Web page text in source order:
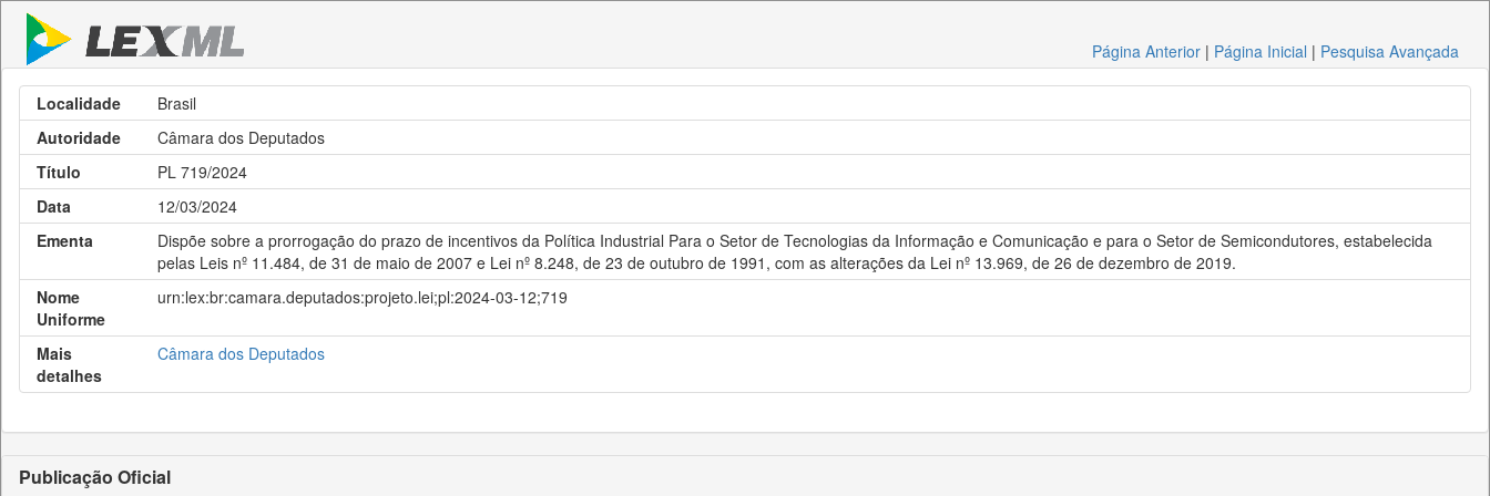
Página Anterior | Página Inicial | Pesquisa Avançada
Localidade
Brasil
Autoridade
Câmara dos Deputados
Título
PL 719/2024
Data
12/03/2024
Ementa
Dispõe sobre a prorrogação do prazo de incentivos da Política Industrial Para o Setor de Tecnologias da Informação e Comunicação e para o Setor de Semicondutores, estabelecida
pelas Leis nº 11.484, de 31 de maio de 2007 e Lei nº 8.248, de 23 de outubro de 1991, com as alterações da Lei nº 13.969, de 26 de dezembro de 2019.
Nome
Uniforme
urn:lex:br:camara.deputados:projeto.lei;pl:2024-03-12;719
Mais
detalhes
Câmara dos Deputados
Publicação Oficial